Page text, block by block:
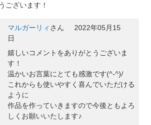
ございます！
マルガーリィ さん
2022年05月15
日
嬉しいコメントをありがとうございま
す！
温かいお言葉にとても感激です(^-^)/
これからも使いやすく喜んでいただける
ように
作品を作っていきますので今後ともよろ
しくお願いいたします♪